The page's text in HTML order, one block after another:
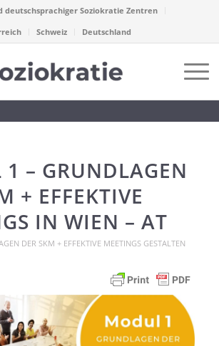
deutschsprachiger Soziokratie Zentren
Schweiz Deutschland
– GRUNDLAGEN
+ EFFEKTIVE
IN WIEN – AT
DER SKM + EFFEKTIVE MEETINGS GESTALTEN